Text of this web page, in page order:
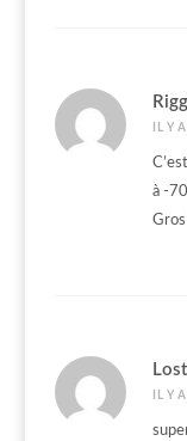
IL Y
à -
IL Y